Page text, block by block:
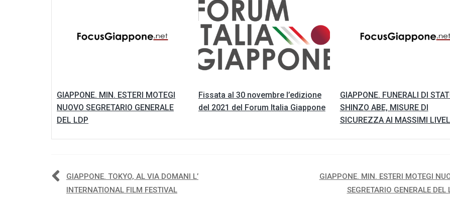
GIAPPONE. MIN. ESTERI MOTEGI
NUOVO SEGRETARIO GENERALE
DEL LDP
Fissata al 30 novembre l’edizione
del 2021 del Forum Italia Giappone
GIAPPONE. FUNERALI DI
SHINZO ABE, MISURE DI
SICUREZZA AI MASSIMI
Navigazione
GIAPPONE. TOKYO, AL VIA DOMANI L’
INTERNATIONAL FILM FESTIVAL
GIAPPONE. MIN. ESTERI MOTEGI
SEGRETARIO GENERALE DEL